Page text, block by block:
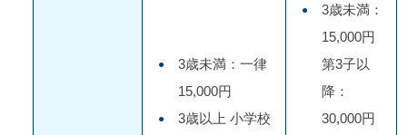
3歳未満：一律
15,000円
3歳以上 小学校
3歳未満：
15,000円
第3子以
降：
30,000円